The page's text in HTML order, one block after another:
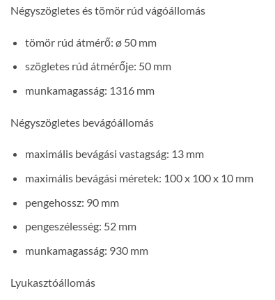
Négyszögletes és tömör rúd vágóállomás
tömör rúd átmérő: ø 50 mm
szögletes rúd átmérője: 50 mm
munkamagasság: 1316 mm
Négyszögletes bevágóállomás
maximális bevágási vastagság: 13 mm
maximális bevágási méretek: 100 x 100 x 10 mm
pengehossz: 90 mm
pengeszélesség: 52 mm
munkamagasság: 930 mm
Lyukasztóállomás